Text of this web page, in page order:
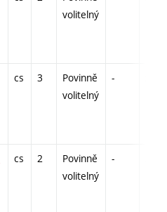
volitelný
cs 3
Povinně
volitelný
-
cs 2
Povinně
volitelný
-